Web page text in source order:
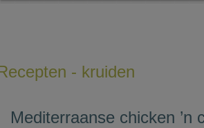
- kruiden
Mediterraanse chicken ’n